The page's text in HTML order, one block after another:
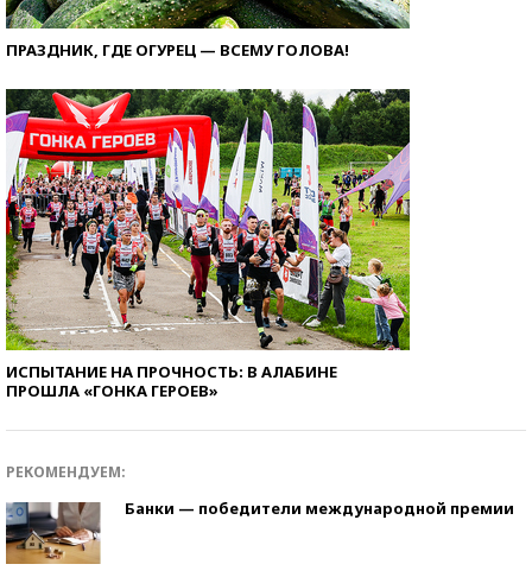
ПРАЗДНИК, ГДЕ ОГУРЕЦ — ВСЕМУ ГОЛОВА!
ИСПЫТАНИЕ НА ПРОЧНОСТЬ: В АЛАБИНЕ
ПРОШЛА «ГОНКА ГЕРОЕВ»
РЕКОМЕНДУЕМ:
Банки — победители международной премии